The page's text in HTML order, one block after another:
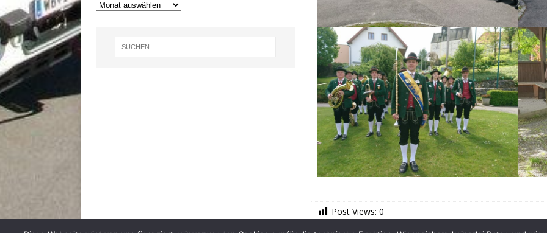
Post Views: 0